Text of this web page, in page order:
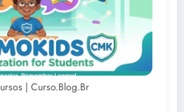
| Curso.blog.br